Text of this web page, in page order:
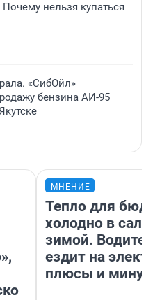
Почему нельзя купаться
«СибОйл»
бензина АИ-95
МНЕНИЕ
Тепло для
холодно в
зимой.
ездит на
плюсы и